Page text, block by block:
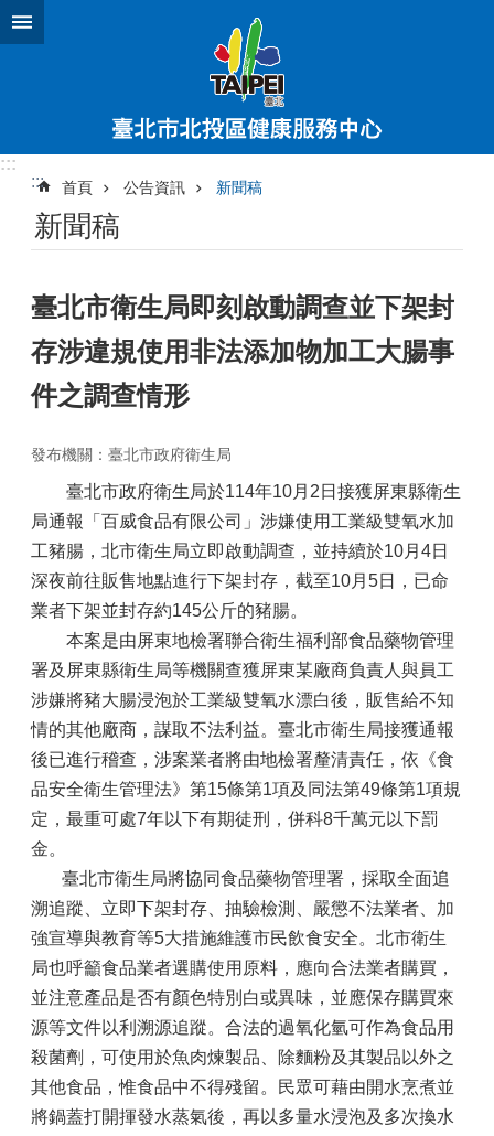
跳到主要內容區塊
:::
:::
首頁 公告資訊 新聞稿
新聞稿
臺北市衛生局即刻啟動調查並下架封
存涉違規使用非法添加物加工大腸事
件之調查情形
發布機關：臺北市政府衛生局
臺北市政府衛生局於114年10月2日接獲屏東縣衛生
局通報「百威食品有限公司」涉嫌使用工業級雙氧水加
工豬腸，北市衛生局立即啟動調查，並持續於10月4日
深夜前往販售地點進行下架封存，截至10月5日，已命
業者下架並封存約145公斤的豬腸。
本案是由屏東地檢署聯合衛生福利部食品藥物管理
署及屏東縣衛生局等機關查獲屏東某廠商負責人與員工
涉嫌將豬大腸浸泡於工業級雙氧水漂白後，販售給不知
情的其他廠商，謀取不法利益。臺北市衛生局接獲通報
後已進行稽查，涉案業者將由地檢署釐清責任，依《食
品安全衛生管理法》第15條第1項及同法第49條第1項規
定，最重可處7年以下有期徒刑，併科8千萬元以下罰
金。
臺北市衛生局將協同食品藥物管理署，採取全面追
溯追蹤、立即下架封存、抽驗檢測、嚴懲不法業者、加
強宣導與教育等5大措施維護市民飲食安全。北市衛生
局也呼籲食品業者選購使用原料，應向合法業者購買，
並注意產品是否有顏色特別白或異味，並應保存購買來
源等文件以利溯源追蹤。合法的過氧化氫可作為食品用
殺菌劑，可使用於魚肉煉製品、除麵粉及其製品以外之
其他食品，惟食品中不得殘留。民眾可藉由開水烹煮並
將鍋蓋打開揮發水蒸氣後，再以多量水浸泡及多次換水